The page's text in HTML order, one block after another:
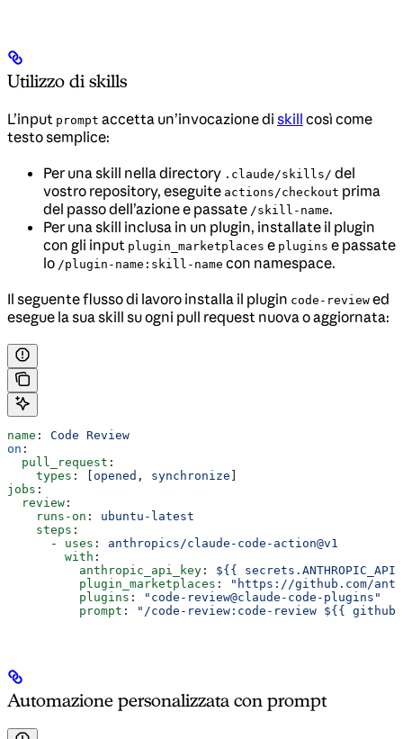
Utilizzo di skills
L’input prompt accetta un’invocazione di skill così come
testo semplice:
Per una skill nella directory .claude/skills/ del
vostro repository, eseguite actions/checkout prima
del passo dell’azione e passate /skill-name.
Per una skill inclusa in un plugin, installate il plugin
con gli input plugin_marketplaces e plugins e passate
lo /plugin-name:skill-name con namespace.
Il seguente flusso di lavoro installa il plugin code-review ed
esegue la sua skill su ogni pull request nuova o aggiornata:
name : Code Review
on :
  pull_request
:
    types
: [ opened , synchronize
jobs :
  review
:
    runs-on
: ubuntu-latest
    steps
:
      -
uses : anthropics/claude-code-action@v1
        with
:
          anthropic_api_key
: ${{
          plugin_marketplaces
:
"https://github.com/
          plugins
:
"code-review@claude-code-plugins"
          prompt
: "/code-review:code-review ${{
Automazione personalizzata con prompt